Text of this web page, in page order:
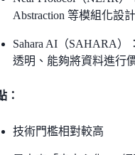
Abstraction 等模組化設
Sahara AI（SAHARA
透明、能夠將資料進行
：
技術門檻相對較高